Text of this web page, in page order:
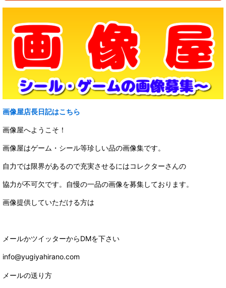
画像屋店長日記はこちら
画像屋へようこそ！
画像屋はゲーム・シール等珍しい品の画像集です。
自力では限界があるので充実させるにはコレクターさんの
協力が不可欠です。自慢の一品の画像を募集しております。
画像提供していただける方は
メールかツイッターからDMを下さい
info@yugiyahirano.com
メールの送り方